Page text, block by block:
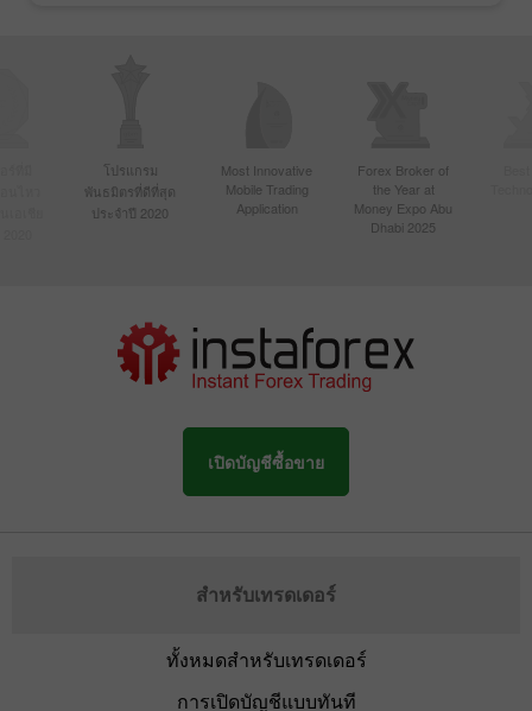
โปรแกรม
พันธมิตรที่ดีที่สุด
ประจำปี 2020
Most Innovative
Mobile Trading
Application
Forex Broker of
the Year at
Money Expo Abu
Dhabi 2025
เปิดบัญชีซื้อขาย
สำหรับเทรดเดอร์
ทั้งหมดสำหรับเทรดเดอร์
การเปิดบัญชีแบบทันที